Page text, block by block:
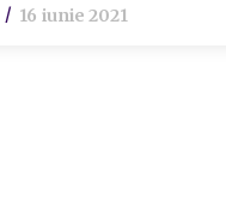
16 iunie 2021